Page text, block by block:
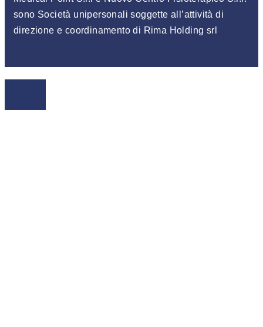
sono Società unipersonali soggette all’attività di
direzione e coordinamento di Rima Holding srl